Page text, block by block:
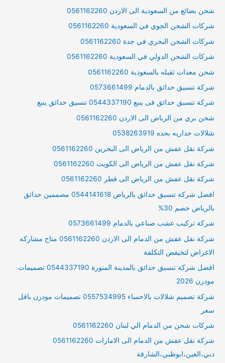
شحن بضائع من السعودية الى الاردن 0561162260
شركات الشحن الجوي في السعودية 0561162260
شركات الشحن البحري في جدة 0561162260
شركات الشحن الدولي في السعودية 0561162260
شحن معدات ثقيله بالسعودية 0561162260
شركة تنسيق حدائق بالدمام 0573661499
شركة تنسيق حدائق فى ينبع 0544337190 تنسيق حدائق ينبع
شحن بري من الرياض الى الاردن 0561162260
شلالات جداريه بجده 0538263919
شركة نقل عفش من الرياض الى البحرين 0561162260
شركة نقل عفش من الرياض الى الكويت 0561162260
شركة نقل عفش من الرياض الى قطر 0561162260
افضل شركة تنسيق حدائق بالرياض 0544141618 مصممين حدائق
بالرياض خصم 30%
شركة تركيب عشب صناعي بالدمام 0573661499
شركة نقل عفش من الدمام الى الاردن 0561162260 متاح مشاركه
الاغراض لتخيفض التكلفة
افضل شركة تنسيق حدائق بالمدينة المنورة 0544337190 تصميمات
مودرن 2026
شركة تصميم شلالات بالاحساء 0557534995 تصميمات مودرن باقل
سعر
شركات شحن من الدمام الي لبنان 0561162260
شركة نقل عفش من الدمام الى الامارات 0561162260
دبي،العين،ابوظبي،الشارقة